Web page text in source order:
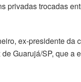
privadas trocadas
ex-presidente da
Guarujá/SP, que a